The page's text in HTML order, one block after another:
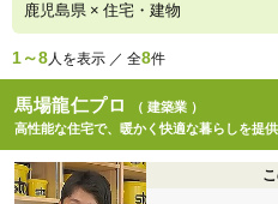
鹿児島県 × 住宅・建物
1～8人を表示 ／ 全8件
馬場龍仁プロ
（ 建築業 ）
高性能な住宅で、暖かく快適な暮らしを提